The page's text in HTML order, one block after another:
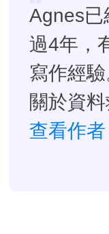
Agnes已
過4年，
寫作經
關於資
理或備份
查看作者